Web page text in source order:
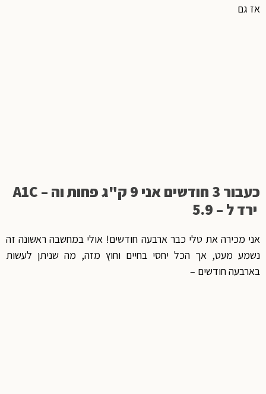
אז גם
כעבור 3 חודשים אני 9 ק"ג פחות וה – A1C
ירד ל – 5.9
אני מכירה את טלי כבר ארבעה חודשים! אולי במחשבה ראשונה זה
נשמע מעט, אך הכל יחסי בחיים וחוץ מזה, מה שניתן לעשות
בארבעה חודשים –